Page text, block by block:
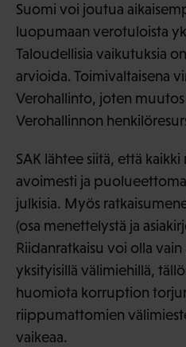
Suomi voi joutua
luopumaan verotuloista
Taloudellisia vaikutuksia
arvioida. Toimivaltaisena
Verohallinto, joten
Verohallinnon
SAK lähtee siitä, että
avoimesti ja
julkisia. Myös
(osa menettelystä ja
Riidanratkaisu voi olla
yksityisillä välimiehillä,
huomiota korruption
riippumattomien
vaikeaa.